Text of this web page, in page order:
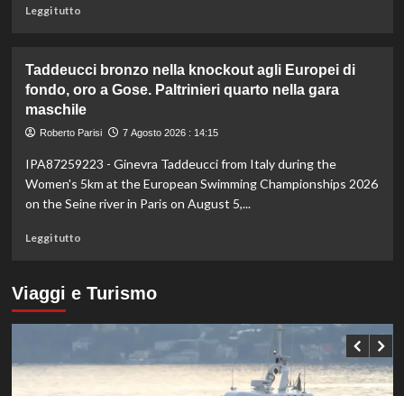
del
mondo
Leggi tuttoLeggi
In
Gran
Bretagna
Bezzecchi
in
sella
ed
Practice
Taddeucci bronzo nella knockout agli Europei di
fondo, oro a Gose. Paltrinieri quarto nella gara
maschile
Roberto Parisi 7 Agosto 2026 : 14:15
IPA87259223 - Ginevra Taddeucci from Italy during the
Women's 5km at the European Swimming Championships 2026
on the Seine river in Paris on August 5,...
Leggi tuttoLeggi
su
Taddeucci
bronzo
knockout
agli
Viaggi e Turismo